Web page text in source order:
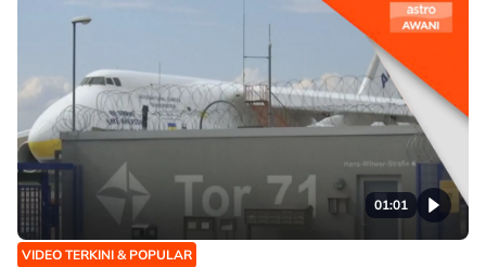
01:01
VIDEO TERKINI & POPULAR